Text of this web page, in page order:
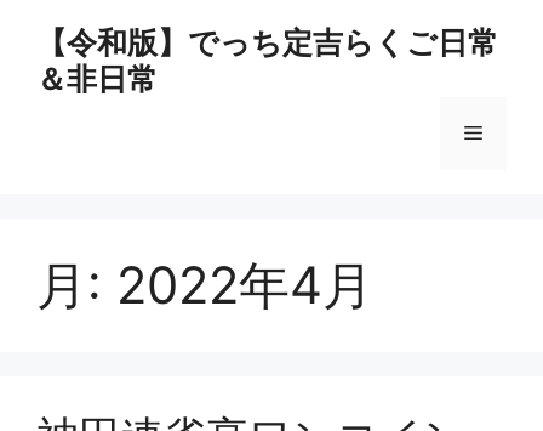
【令和版】でっち定吉らくご日常
＆非日常
メ
月: 2022年4月